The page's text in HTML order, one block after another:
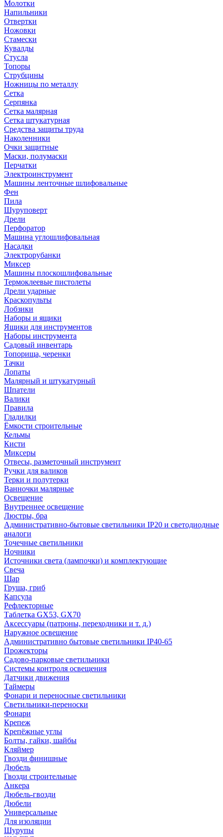
Молотки
Напильники
Отвертки
Ножовки
Стамески
Кувалды
Стусла
Топоры
Струбцины
Ножницы по металлу
Сетка
Серпянка
Сетка малярная
Сетка штукатурная
Средства защиты труда
Наколенники
Очки защитные
Маски, полумаски
Перчатки
Электроинструмент
Машины ленточные шлифовальные
Фен
Пила
Шуруповерт
Дрели
Перфоратор
Машина углошлифовальная
Насадки
Электрорубанки
Миксер
Машины плоскошлифовальные
Термоклеевые пистолеты
Дрели ударные
Краскопульты
Лобзики
Наборы и ящики
Ящики для инструментов
Наборы инструмента
Садовый инвентарь
Топорища, черенки
Тачки
Лопаты
Малярный и штукатурный
Шпатели
Валики
Правила
Гладилки
Ёмкости строительные
Кельмы
Кисти
Миксеры
Отвесы, разметочный инструмент
Ручки для валиков
Терки и полутерки
Ванночки малярные
Освещение
Внутреннее освещение
Люстры, бра
Административно-бытовые светильники IP20 и светодиодные
аналоги
Точечные светильники
Ночники
Источники света (лампочки) и комплектующие
Свеча
Шар
Груша, гриб
Капсула
Рефлекторные
Таблетка GX53, GX70
Аксессуары (патроны, переходники и т. д.)
Наружное освещение
Административно бытовые светильники IP40-65
Прожекторы
Садово-парковые светильники
Системы контроля освещения
Датчики движения
Таймеры
Фонари и переносные светильники
Светильники-переноски
Фонари
Крепеж
Крепёжные углы
Болты, гайки, шайбы
Кляймер
Гвозди финишные
Дюбель
Гвозди строительные
Анкера
Дюбель-гвозди
Дюбели
Универсальные
Для изоляции
Шурупы